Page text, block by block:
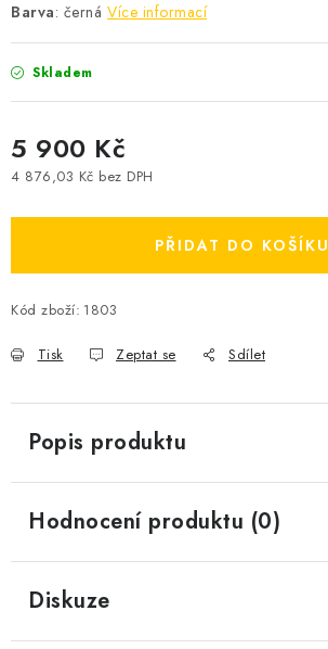
Barva: černá Více informací
Skladem
5 900 Kč
4 876,03 Kč bez DPH
PŘIDAT DO KOŠÍKU
Kód zboží: 1803
Tisk Zeptat se Sdílet
Popis produktu
Hodnocení produktu (0)
Diskuze